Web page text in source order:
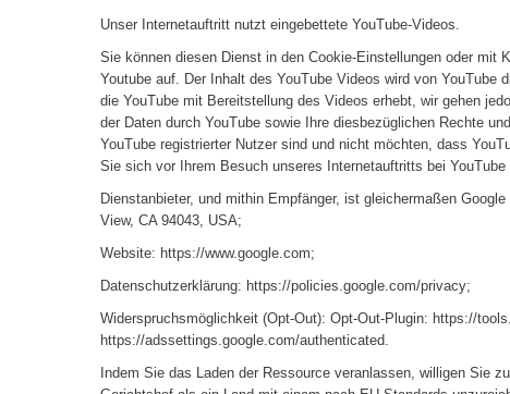
Unser Internetauftritt nutzt eingebettete YouTube-Videos.
Sie können diesen Dienst in den Cookie-Einstellungen oder
Youtube auf. Der Inhalt des YouTube Videos wird von
die YouTube mit Bereitstellung des Videos erhebt, wir gehen
der Daten durch YouTube sowie Ihre diesbezüglichen Rechte
YouTube registrierter Nutzer sind und nicht möchten, dass
Sie sich vor Ihrem Besuch unseres Internetauftritts bei YouTube
Dienstanbieter, und mithin Empfänger, ist gleichermaßen
View, CA 94043, USA;
Website: https://www.google.com;
Datenschutzerklärung: https://policies.google.com/privacy;
Widerspruchsmöglichkeit (Opt-Out): Opt-Out-Plugin: https://
https://adssettings.google.com/authenticated.
Indem Sie das Laden der Ressource veranlassen, willigen Sie